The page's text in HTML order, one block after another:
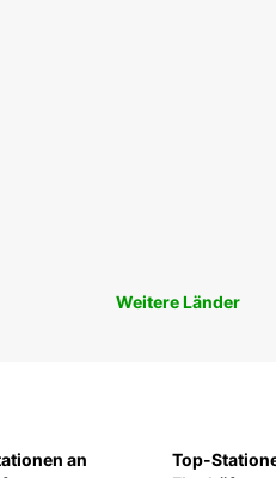
Weitere Länder
an
Top-